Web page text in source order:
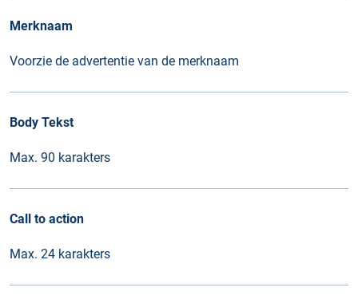
Merknaam
Voorzie de advertentie van de merknaam
Body Tekst
Max. 90 karakters
Call to action
Max. 24 karakters